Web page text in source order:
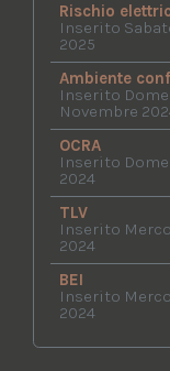
Rischio
Inserito
2025
Ambiente
Inserito
Novembre
OCRA
Inserito
2024
TLV
Inserito
2024
BEI
Inserito
2024